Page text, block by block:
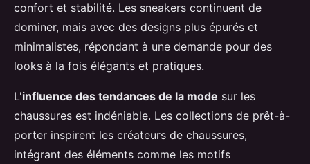
confort et stabilité. Les sneakers continuent de
dominer, mais avec des designs plus épurés et
minimalistes, répondant à une demande pour des
looks à la fois élégants et pratiques.
L'influence des tendances de la mode sur les
chaussures est indéniable. Les collections de prêt-à-
porter inspirent les créateurs de chaussures,
intégrant des éléments comme les motifs